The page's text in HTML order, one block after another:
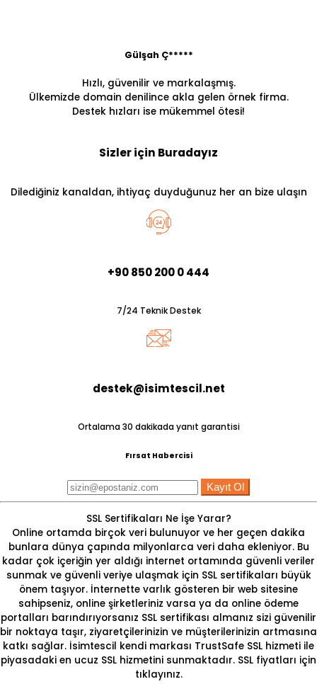
Gülşah Ç*****
Hızlı, güvenilir ve markalaşmış.
Ülkemizde domain denilince akla gelen örnek firma.
Destek hızları ise mükemmel ötesi!
Sizler için Buradayız
Dilediğiniz kanaldan, ihtiyaç duyduğunuz her an bize ulaşın
+90 850 200 0 444
7/24 Teknik Destek
destek@isimtescil.net
Ortalama 30 dakikada yanıt garantisi
Fırsat Habercisi
Kayıt Ol
SSL Sertifikaları Ne İşe Yarar?
Online ortamda birçok veri bulunuyor ve her geçen dakika
bunlara dünya çapında milyonlarca veri daha ekleniyor. Bu
kadar çok içeriğin yer aldığı internet ortamında güvenli veriler
sunmak ve güvenli veriye ulaşmak için SSLsertifikaları büyük
önem taşıyor. İnternette varlık gösteren bir web sitesine
sahipseniz, online şirketleriniz varsa ya da online ödeme
portalları barındırıyorsanız SSL sertifikası almanız sizi güvenilir
bir noktaya taşır, ziyaretçilerinizin ve müşterilerinizin artmasına
katkı sağlar. İsimtescil kendi markası TrustSafe SSL hizmeti ile
piyasadaki en ucuz SSL hizmetini sunmaktadır. SSL fiyatları için
tıklayınız.